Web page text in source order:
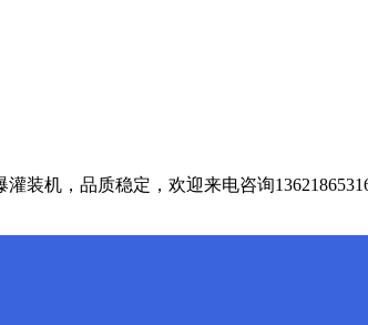
装机，品质稳定，欢迎来电咨询